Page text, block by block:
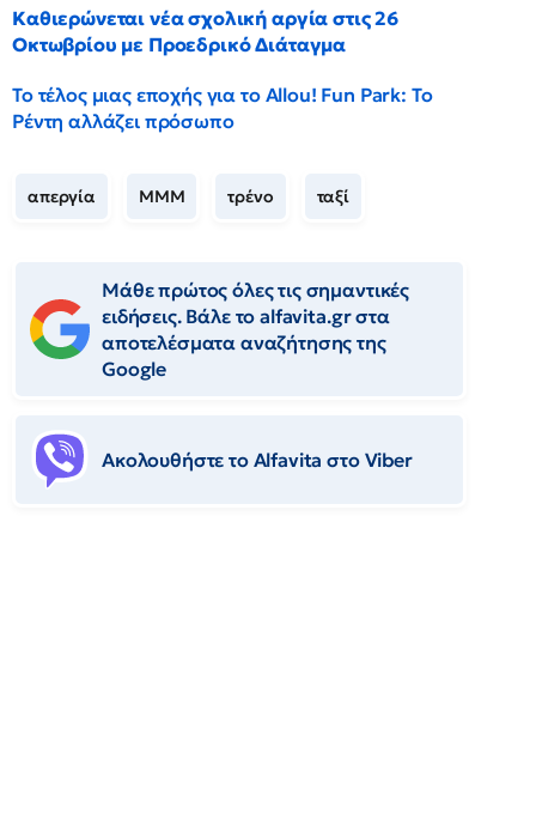
Καθιερώνεται νέα σχολική αργία στις 26
Οκτωβρίου με Προεδρικό Διάταγμα
Το τέλος μιας εποχής για το Allou! Fun Park: Το
Ρέντη αλλάζει πρόσωπο
απεργία ΜΜΜ τρένο ταξί
Μάθε πρώτος όλες τις σημαντικές
ειδήσεις. Βάλε το alfavita.gr στα
αποτελέσματα αναζήτησης της
Google
Ακολουθήστε το Αlfavita στο Viber